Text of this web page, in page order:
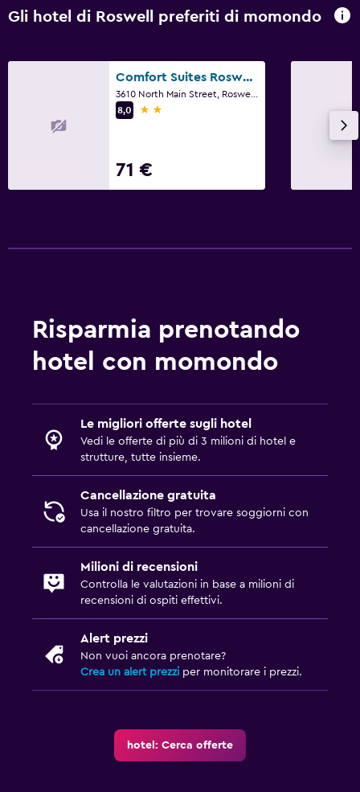
Gli hotel di Roswell preferiti di momondo
Comfort Suites Roswell North
8,0
2 stelle
71 €
Risparmia prenotando
hotel con momondo
Le migliori offerte sugli hotel
Vedi le offerte di più di 3 milioni di hotel e
strutture, tutte insieme.
Cancellazione gratuita
Usa il nostro filtro per trovare soggiorni con
cancellazione gratuita.
Milioni di recensioni
Controlla le valutazioni in base a milioni di
recensioni di ospiti effettivi.
Alert prezzi
Non vuoi ancora prenotare?
Crea un alert prezzi per monitorare i prezzi.
hotel: Cerca offerte